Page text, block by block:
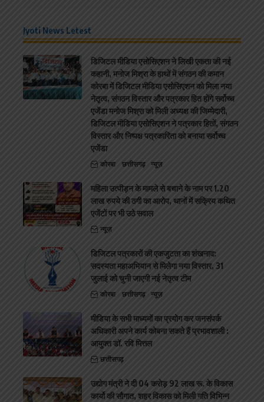
Jyoti News Letest
डिजिटल मीडिया एसोसिएशन ने लिखी एकता की नई
कहानी, मनोज मिश्रा के हाथों में संगठन की कमान
कोरबा में डिजिटल मीडिया एसोसिएशन को मिला नया
नेतृत्व, संगठन विस्तार और पत्रकार हित होंगे सर्वोच्च
एजेंडा मनोज मिश्रा को मिली अध्यक्ष की जिम्मेदारी,
डिजिटल मीडिया एसोसिएशन ने पत्रकार हितों, संगठन
विस्तार और निष्पक्ष पत्रकारिता को बनाया सर्वोच्च
एजेंडा
कोरबा छत्तीसगढ़ न्यूज़
महिला उत्पीड़न के मामले से बचाने के नाम पर 1.20
लाख रुपये की ठगी का आरोप, थानों में सक्रिय कथित
एजेंटों पर भी उठे सवाल
न्यूज़
डिजिटल पत्रकारों की एकजुटता का शंखनाद:
सदस्यता महाअभियान से मिलेगा नया विस्तार, 31
जुलाई को चुनी जाएगी नई नेतृत्व टीम
कोरबा छत्तीसगढ़ न्यूज़
मीडिया के सभी माध्यमों का प्रयोग कर जनसंपर्क
अधिकारी अपने कार्य कोबना सकते हैं प्रभावशाली :
आयुक्त डॉ. रवि मित्तल
छत्तीसगढ़
उद्योग मंत्री ने दी 04 करोड़ 92 लाख रू. के विकास
कार्यो की सौगात, शहर विकास को मिली गति विभिन्न